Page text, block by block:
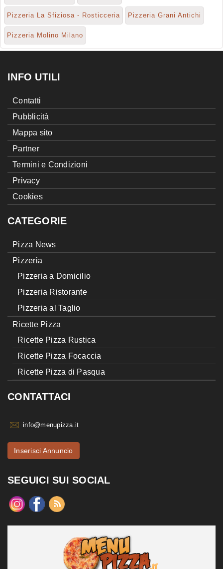
Pizzeria La Sfiziosa - Rosticceria Pizzeria Grani Antichi
Pizzeria Molino Milano
INFO UTILI
Contatti
Pubblicità
Mappa sito
Partner
Termini e Condizioni
Privacy
Cookies
CATEGORIE
Pizza News
Pizzeria
Pizzeria a Domicilio
Pizzeria Ristorante
Pizzeria al Taglio
Ricette Pizza
Ricette Pizza Rustica
Ricette Pizza Focaccia
Ricette Pizza di Pasqua
CONTATTACI
info@menupizza.it
Inserisci Annuncio
SEGUICI SUI SOCIAL